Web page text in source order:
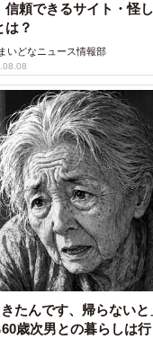
ですね…。
んは明るく前向きな
ストメイトになったり
会ができなかったこ
と思います」
頼できるサイト・怪
は？
まいどなニュース情報部
きたんです、帰らない
歳次男との暮らしは